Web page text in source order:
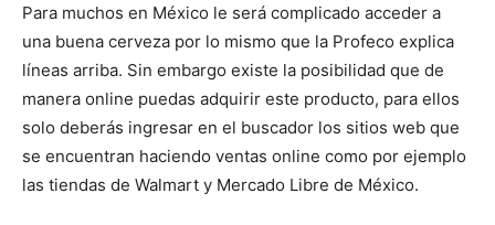
Para muchos en México le será complicado acceder a
una buena cerveza por lo mismo que la Profeco explica
líneas arriba. Sin embargo existe la posibilidad que de
manera online puedas adquirir este producto, para ellos
solo deberás ingresar en el buscador los sitios web que
se encuentran haciendo ventas online como por ejemplo
las tiendas de Walmart y Mercado Libre de México.